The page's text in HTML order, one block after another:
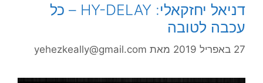
דניאל יחזקאלי: HY-DELAY – כל
עכבה לטובה
27 באפריל 2019 מאת yehezkeally@gmail.com